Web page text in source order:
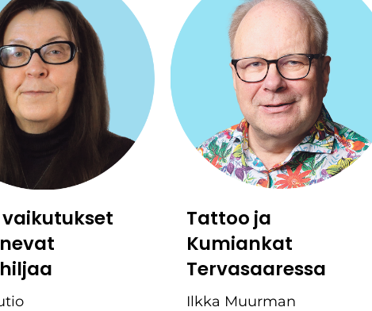
vaikutukset
Tattoo ja
Kumiankat
Tervasaaressa
Ilkka Muurman